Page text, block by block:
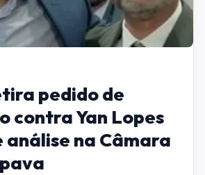
pedido de
contra Yan Lopes
análise na Câmara